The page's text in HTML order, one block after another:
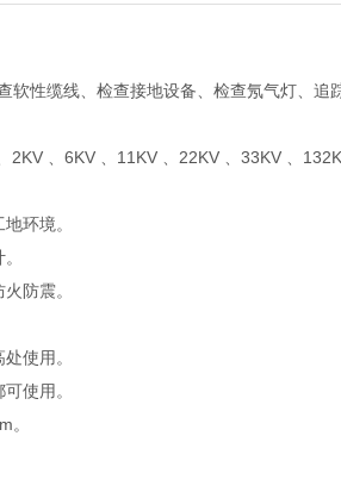
软性缆线、检查接地设备、检查氖气灯、追
2KV 、6KV 、11KV 、22KV 、33KV 、
地环境。
。
火防震。
处使用。
使用。
。